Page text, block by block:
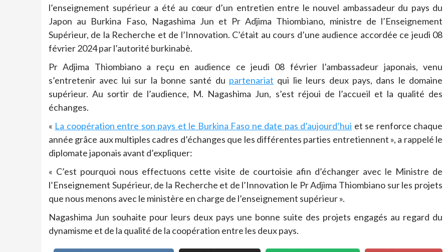
l’enseignement supérieur a été au cœur d’un entretien entre le nouvel ambassadeur du pays du
Japon au Burkina Faso, Nagashima Jun et Pr Adjima Thiombiano, ministre de l’Enseignement
Supérieur, de la Recherche et de l’Innovation. C’était au cours d’une audience accordée ce jeudi 08
février 2024 par l’autorité burkinabè.
Pr Adjima Thiombiano a reçu en audience ce jeudi 08 février l’ambassadeur japonais, venu
s’entretenir avec lui sur la bonne santé du partenariat qui lie leurs deux pays, dans le domaine
supérieur. Au sortir de l’audience, M. Nagashima Jun, s’est réjoui de l’accueil et la qualité des
échanges.
« La coopération entre son pays et le Burkina Faso ne date pas d’aujourd’hui et se renforce chaque
année grâce aux multiples cadres d’échanges que les différentes parties entretiennent », a rappelé le
diplomate japonais avant d’expliquer:
« C’est pourquoi nous effectuons cette visite de courtoisie afin d’échanger avec le Ministre de
l’Enseignement Supérieur, de la Recherche et de l’Innovation le Pr Adjima Thiombiano sur les projets
que nous menons avec le ministère en charge de l’enseignement supérieur ».
Nagashima Jun souhaite pour leurs deux pays une bonne suite des projets engagés au regard du
dynamisme et de la qualité de la coopération entre les deux pays.